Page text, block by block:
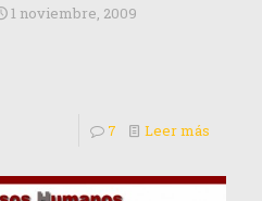
1 noviembre, 2009
7 Leer más